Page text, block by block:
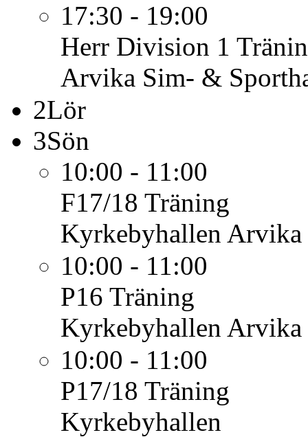
17:30 - 19:00
Herr Division 1
Arvika Sim- &
2Lör
3Sön
10:00 - 11:00
F17/18 Träning
Kyrkebyhallen Arvika
10:00 - 11:00
P16 Träning
Kyrkebyhallen Arvika
10:00 - 11:00
P17/18 Träning
Kyrkebyhallen